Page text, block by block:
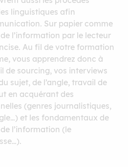
linguistiques afin
Sur papier comme
l’information par le lecteur
Au fil de votre formation
vous apprendrez donc à
de sourcing, vos interviews
sujet, de l’angle, travail de
en acquérant des
(genres journalistiques,
et les fondamentaux de
l’information (le